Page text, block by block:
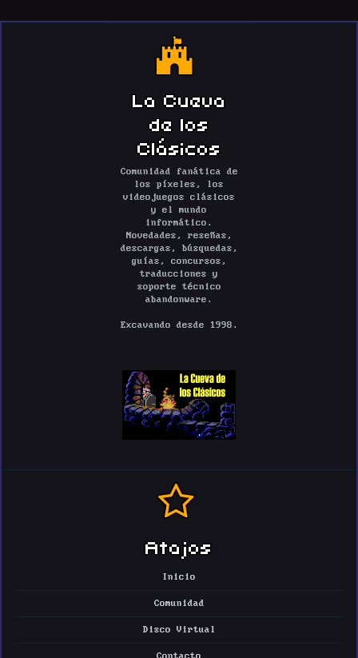
La Cueva
de los
Clásicos
Comunidad fanática de
los píxeles, los
videojuegos clásicos
y el mundo
informático.
Novedades, reseñas,
descargas, búsquedas,
guías, concursos,
traducciones y
soporte técnico
abandonware.
Excavando desde 1998.
Atajos
Inicio
Comunidad
Disco Virtual